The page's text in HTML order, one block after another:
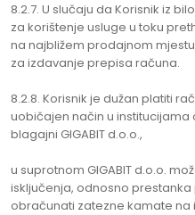
8.2.7. U slučaju da Korisnik iz
za korištenje usluge u toku
na najbližem prodajnom
za izdavanje prepisa računa.
8.2.8. Korisnik je dužan platiti
uobičajen način u
blagajni GIGABIT d.o.o.,
u suprotnom GIGABIT d.o.o.
isključenja, odnosno
obračunati zatezne kamate na